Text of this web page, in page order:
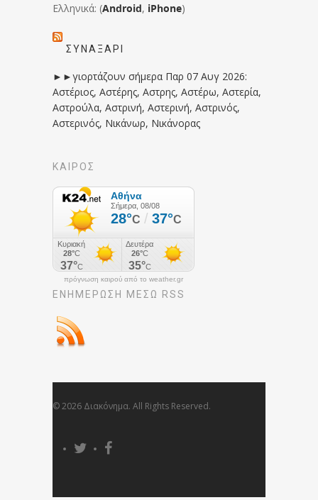
Ελληνικά: (Android, iPhone)
ΣΥΝΑΞΆΡΙ
►►γιορτάζουν σήμερα Παρ 07 Αυγ 2026:
Αστέριος, Αστέρης, Αστρης, Αστέρω, Αστερία,
Αστρούλα, Αστρινή, Αστερινή, Αστρινός,
Αστερινός, Νικάνωρ, Νικάνορας
ΚΑΙΡΟΣ
πρόγνωση καιρού από το weather.gr
ΕΝΗΜΈΡΩΣΉ ΜΕΣΩ RSS
© 2026 Διακόνημα. All Rights Reserved.